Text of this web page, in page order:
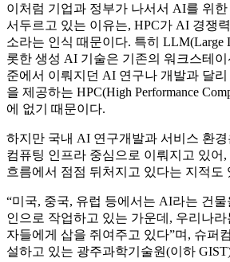
이처럼 기업과 정부가 나서서 AI를 위한
서두르고 있는 이유는, HPC가 AI 경쟁
소라는 인식 때문이다. 특히 LLM(Large
롯한 생성 AI 기술은 기존의 워크스테
준에서 이뤄지던 AI 연구나 개발과 달
을 제공하는 HPC(High Performance
에 없기 때문이다.
하지만 국내 AI 연구개발과 서비스 환경
컴퓨팅 인프라 중심으로 이뤄지고 있어
흐름에서 점점 뒤처지고 있다는 지적도
“미국, 중국, 유럽 등에서는 AI라는 건물
인으로 작업하고 있는 가운데, 우리나
자들에게 삽을 쥐여주고 있다”며, 슈퍼
설하고 있는 광주과학기술원(이하